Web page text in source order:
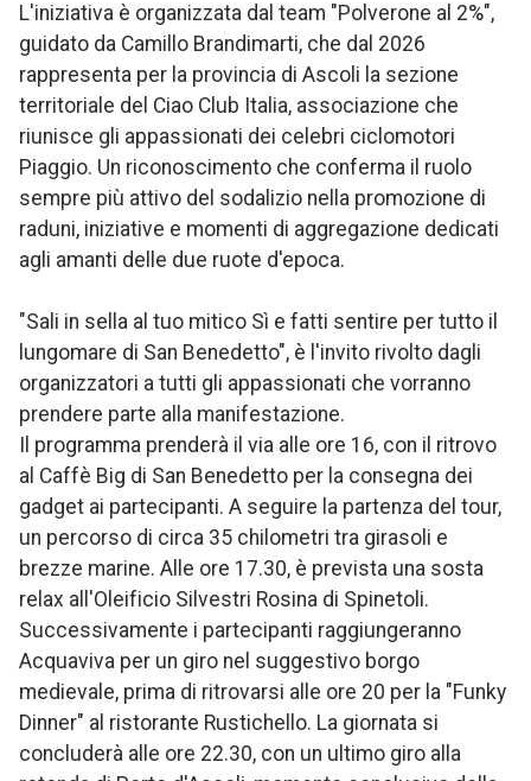
L'iniziativa è organizzata dal team "Polverone al 2%",
guidato da Camillo Brandimarti, che dal 2026
rappresenta per la provincia di Ascoli la sezione
territoriale del Ciao Club Italia, associazione che
riunisce gli appassionati dei celebri ciclomotori
Piaggio. Un riconoscimento che conferma il ruolo
sempre più attivo del sodalizio nella promozione di
raduni, iniziative e momenti di aggregazione dedicati
agli amanti delle due ruote d'epoca.
"Sali in sella al tuo mitico Sì e fatti sentire per tutto il
lungomare di San Benedetto", è l'invito rivolto dagli
organizzatori a tutti gli appassionati che vorranno
prendere parte alla manifestazione.
Il programma prenderà il via alle ore 16, con il ritrovo
al Caffè Big di San Benedetto per la consegna dei
gadget ai partecipanti. A seguire la partenza del tour,
un percorso di circa 35 chilometri tra girasoli e
brezze marine. Alle ore 17.30, è prevista una sosta
relax all'Oleificio Silvestri Rosina di Spinetoli.
Successivamente i partecipanti raggiungeranno
Acquaviva per un giro nel suggestivo borgo
medievale, prima di ritrovarsi alle ore 20 per la "Funky
Dinner" al ristorante Rustichello. La giornata si
concluderà alle ore 22.30, con un ultimo giro alla